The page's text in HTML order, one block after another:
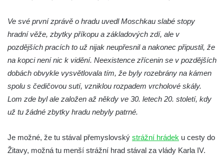
Hrad Jestřebí (Habichstein)
Hrad Roimund
Hrad Kamýk u Litoměřic
Hrad Seeberg
Hrad a klášter Oybin
Pevnost Königstein
Hrad Hohnstein
Ve své první zprávě o hradu uvedl Moschkau slabé stopy
hradní věže, zbytky příkopu a základových zdí, ale v
pozdějších pracích to už nijak neupřesnil a nakonec připustil, že
na kopci není nic k vidění. Neexistence zřícenin se v pozdějších
dobách obvykle vysvětlovala tím, že byly rozebrány na kámen
spolu s čedičovou sutí, vzniklou rozpadem vrcholové skály.
Lom zde byl ale založen až někdy ve 30. letech 20. století, kdy
už tu žádné zbytky hradu nebyly patrné.
Je možné, že tu stával přemyslovský strážní hrádek u cesty do
Žitavy, možná tu menší strážní hrad stával za vlády Karla IV.